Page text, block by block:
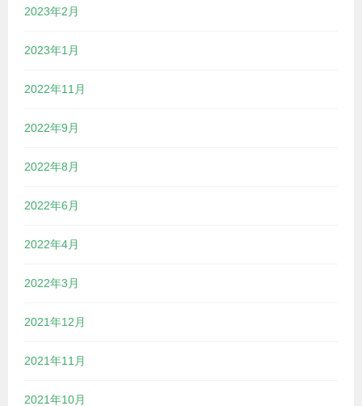
2023年2月
2023年1月
2022年11月
2022年9月
2022年8月
2022年6月
2022年4月
2022年3月
2021年12月
2021年11月
2021年10月